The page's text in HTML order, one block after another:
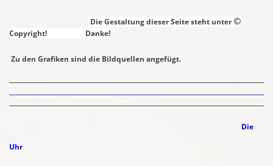
Die Gestaltung dieser Seite steht unter©
Copyright! Danke!
Zu den Grafiken sind die Bildquellen angefügt.
Die
Uhr